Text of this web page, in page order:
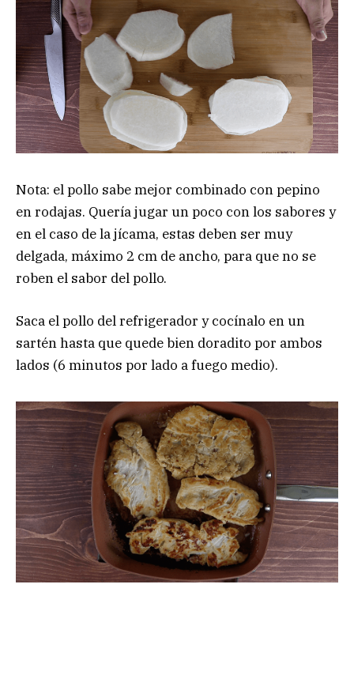
Nota: el pollo sabe mejor combinado con pepino
en rodajas. Quería jugar un poco con los sabores y
en el caso de la jícama, estas deben ser muy
delgada, máximo 2 cm de ancho, para que no se
roben el sabor del pollo.
Saca el pollo del refrigerador y cocínalo en un
sartén hasta que quede bien doradito por ambos
lados (6 minutos por lado a fuego medio).